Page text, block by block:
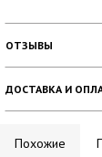
ОТЗЫВЫ
ДОСТАВКА И
Похожие